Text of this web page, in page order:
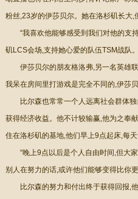
粉丝,23岁的伊莎贝尔。她在洛杉矶长大
“我喜欢他能够感受到我们对他的支
矶LCS会场,支持她心爱的队伍TSM战队
伊莎贝尔的朋友格洛弗,另一名英雄
我呆在房间里打游戏是完全不同的,伊莎
比尔森也常常一个人远离社会群体
获得经济收益。他不计较输赢,他为之奉
住在洛杉矶的基地,他们早上9点起床,每
“晚上9点以后是个人自由时间,但大
别人在努力的话,或许他们能够变得比你
比尔森的努力和付出终于获得回报,